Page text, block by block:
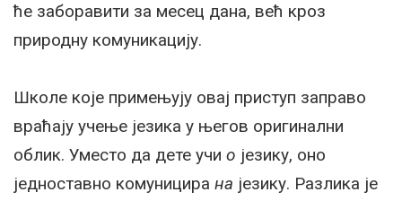
ће заборавити за месец дана, већ кроз
природну комуникацију.
Школе које примењују овај приступ заправо
враћају учење језика у његов оригинални
облик. Уместо да дете учи о језику, оно
једноставно комуницира на језику. Разлика је